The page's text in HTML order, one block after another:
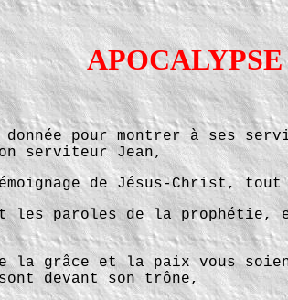
APOCALYPSE
pour montrer à ses
serviteur Jean,
de Jésus-Christ,
les paroles de la
la grâce et la paix vous
devant son trône,